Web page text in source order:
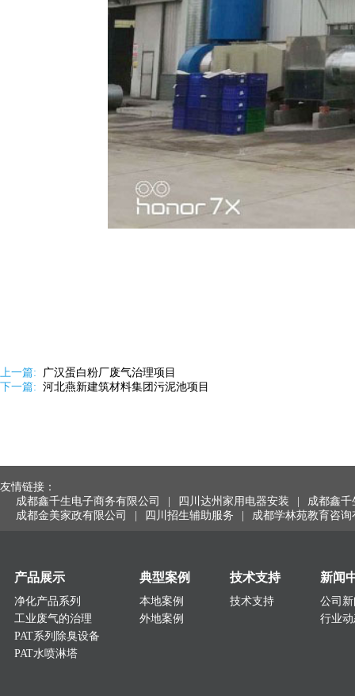
上一篇:
广汉蛋白粉厂废气治理项目
下一篇: 河北燕新建筑材料集团污泥池项目
友情链接：
成都鑫千生电子商务有限公司
四川达州家用电器安装
成都鑫
成都金美家政有限公司
四川招生辅助服务 成都学林苑教育咨询
产品展示
净化产品系列
工业废气的治理
PAT系列除臭设备
PAT水喷淋塔
典型案例
本地案例
外地案例
技术支持
技术支持
新闻
公司
行业